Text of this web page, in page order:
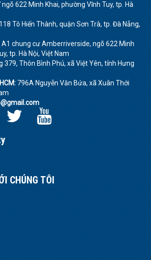
ngõ 622 Minh Khai, phường Vĩnh Tuy, tp. Hà
118 Tô Hiến Thành, quận Sơn Trà, tp. Đà Nẵng,
chung cư Amberriverside, ngõ 622 Minh
tp. Hà Nội, Việt Nam
379, Thôn Bình Phú, xã Việt Yên, tỉnh Hưng
796A Nguyễn Văn Bứa, xã Xuân Thới
CHÚNG TÔI